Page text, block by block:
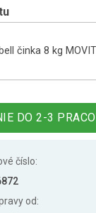
činka 8 kg MOVIT
DO 2-3
číslo:
od: